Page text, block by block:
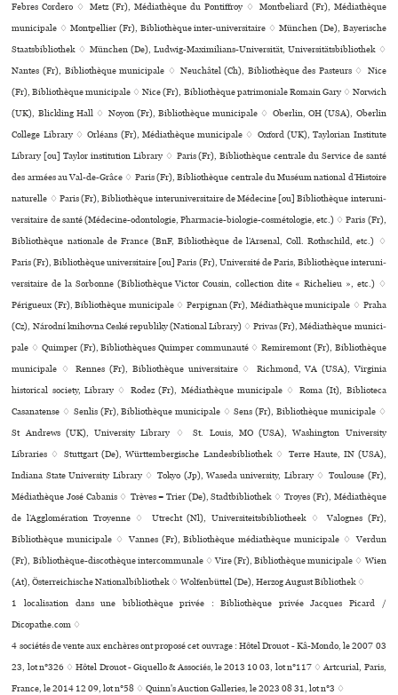
Febres Cordero ♢ Metz (Fr), Médiathèque du Pontiffroy ♢ Montbeliard (Fr), Médiathèque
muni­ci­pale ♢ Montpellier (Fr), Bibliothèque inter-uni­ver­si­taire ♢ München (De), Bayerische
Staatsbibliothek ♢ München (De), Ludwig-Maximilians-Universität, Universitätsbibliothek ♢
Nantes (Fr), Bibliothèque muni­ci­pale ♢ Neuchâtel (Ch), Bibliothèque des Pasteurs ♢ Nice
(Fr), Bibliothèque municipale ♢ Nice (Fr), Bibliothèque patri­mo­niale Romain Gary ♢ Norwich
(UK), Blickling Hall ♢ Noyon (Fr), Bibliothèque municipale ♢ Oberlin, OH (USA), Oberlin
College Library ♢ Orléans (Fr), Médiathèque muni­ci­pale ♢ Oxford (UK), Taylorian Institute
Library [ou] Taylor institution Library ♢ Paris (Fr), Bibliothèque centrale du Service de santé
des armées au Val-de-Grâce ♢ Paris (Fr), Bibliothèque cen­trale du Muséum natio­nal d’Histoire
natu­relle ♢ Paris (Fr), Bibliothèque inte­ru­ni­ver­si­taire de Médecine [ou] Bibliothèque inte­ru­ni­
ver­si­taire de santé (Médecine-odon­to­lo­gie, Pharmacie-bio­lo­gie-cos­mé­to­lo­gie, etc.) ♢ Paris (Fr),
Bibliothèque nationale de France (BnF, Bibliothèque de l’Arsenal, Coll. Rothschild, etc.) ♢
Paris (Fr), Bibliothèque uni­ver­si­taire [ou] Paris (Fr), Université de Paris, Bibliothèque inte­ru­ni­
ver­si­taire de la Sorbonne (Bibliothèque Victor Cousin, collection dite « Richelieu », etc.) ♢
Périgueux (Fr), Bibliothèque municipale ♢ Perpignan (Fr), Médiathèque muni­ci­pale ♢ Praha
(Cz), Národní kni­hovna Ceské repu­bliky (National Library) ♢ Privas (Fr), Médiathèque muni­ci­
pale ♢ Quimper (Fr), Bibliothèques Quimper communauté ♢ Remiremont (Fr), Bibliothèque
municipale ♢ Rennes (Fr), Bibliothèque uni­ver­si­taire ♢ Richmond, VA (USA), Virginia
historical society, Library ♢ Rodez (Fr), Médiathèque muni­ci­pale ♢ Roma (It), Biblioteca
Casanatense ♢ Senlis (Fr), Bibliothèque muni­ci­pale ♢ Sens (Fr), Bibliothèque muni­ci­pale ♢
St Andrews (UK), University Library ♢ St. Louis, MO (USA), Washington University
Libraries ♢ Stuttgart (De), Württembergische Landesbibliothek ♢ Terre Haute, IN (USA),
Indiana State University Library ♢ Tokyo (Jp), Waseda university, Library ♢ Toulouse (Fr),
Médiathèque José Cabanis ♢ Trèves = Trier (De), Stadtbibliothek ♢ Troyes (Fr), Médiathèque
de l’Agglomération Troyenne ♢ Utrecht (Nl), Universiteitsbibliotheek ♢ Valognes (Fr),
Bibliothèque muni­ci­pale ♢ Vannes (Fr), Bibliothèque média­thè­que muni­ci­pale ♢ Verdun
(Fr), Bibliothèque-dis­co­thè­que inter­com­mu­nale ♢ Vire (Fr), Bibliothèque municipale ♢ Wien
(At), Österreichische Nationalbibliothek ♢ Wolfenbüttel (De), Herzog August Bibliothek ♢
1 localisation dans une bibliothèque privée : Bibliothèque privée Jacques Picard /
Dicopathe.com ♢
4 sociétés de vente aux enchères ont proposé cet ouvrage : Hôtel Drouot - Kâ-Mondo, le 2007 03
23, lot n°326 ♢ Hôtel Drouot - Giquello & Associés, le 2013 10 03, lot n°117 ♢ Artcurial, Paris,
France, le 2014 12 09, lot n°58 ♢ Quinn's Auction Galleries, le 2023 08 31, lot n°3 ♢